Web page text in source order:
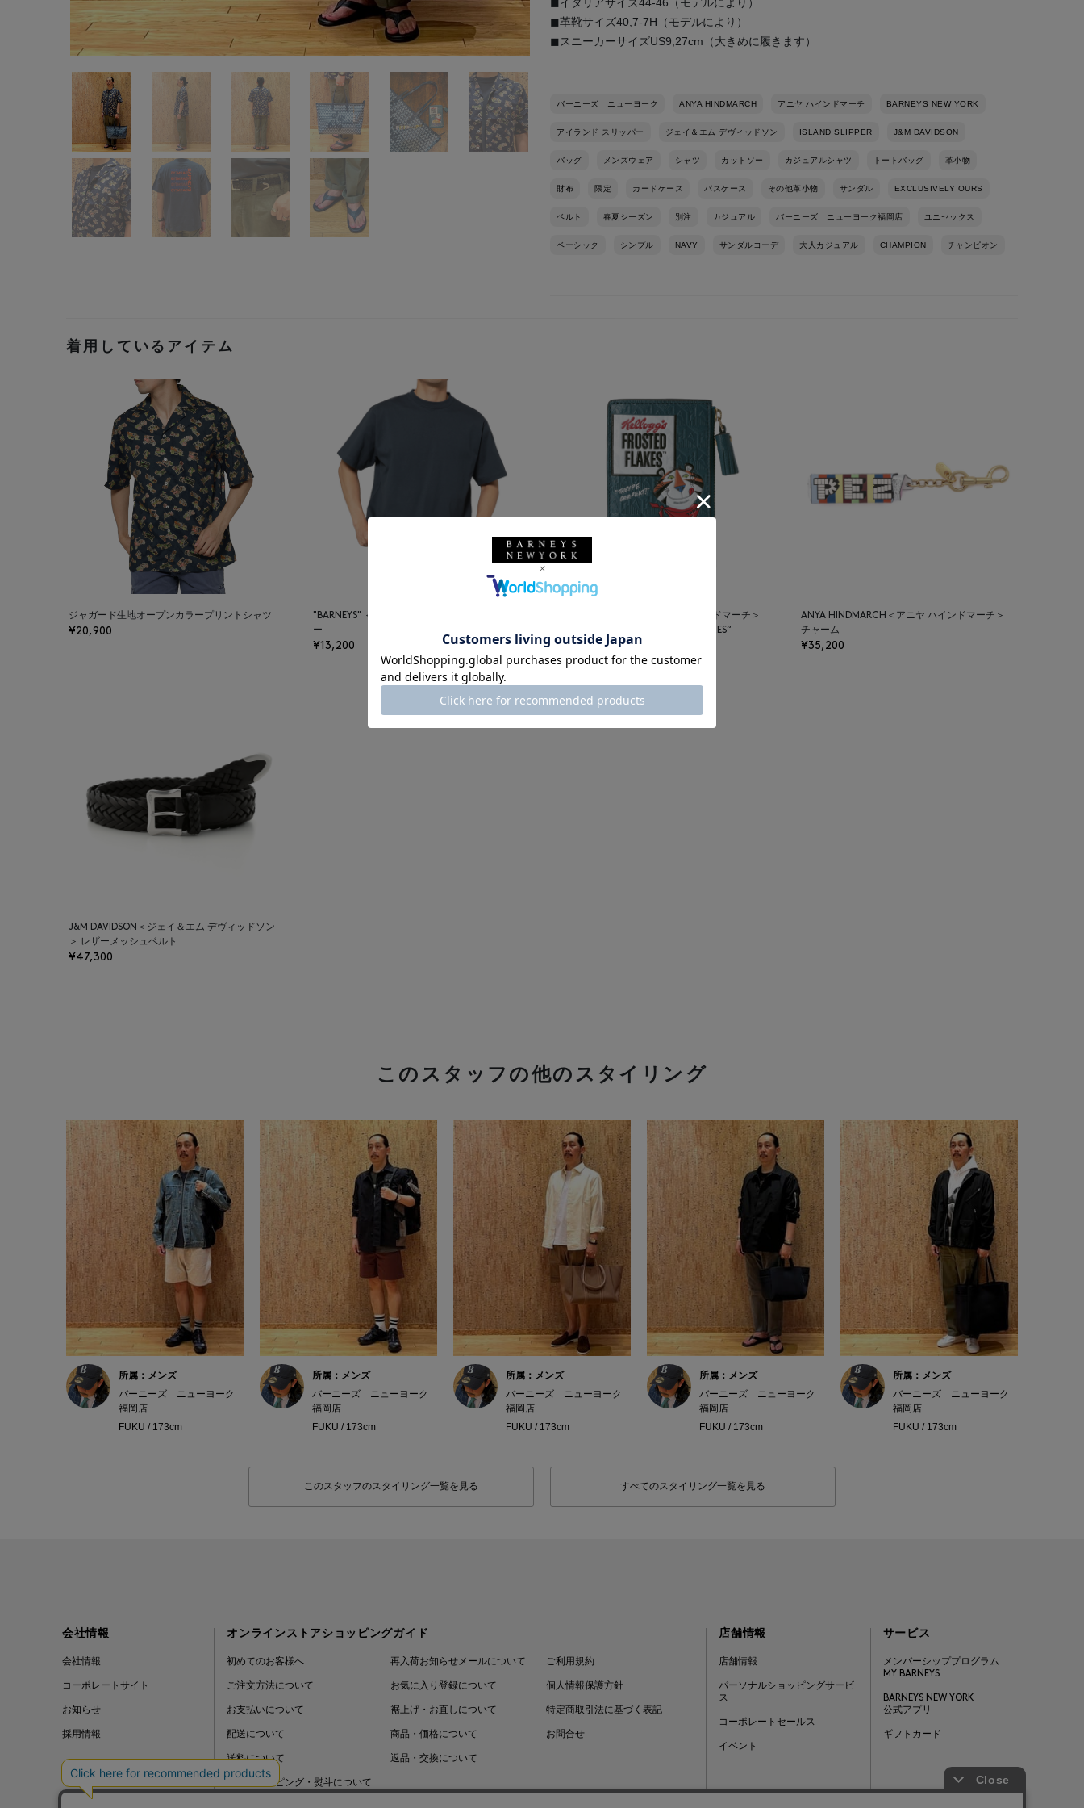
◼︎革靴サイズ40,7-7H（モデルにより）
◼︎スニーカーサイズUS9,27cm（大きめに履きます）
バーニーズ ニューヨーク ANYA HINDMARCH アニヤ ハインドマーチ BARNEYS NEW YORK
アイランド スリッパー ジェイ＆エム デヴィッドソン ISLAND SLIPPER J&M DAVIDSON
バッグ メンズウェア シャツ カットソー カジュアルシャツ トートバッグ 革小物
財布 限定 カードケース パスケース その他革小物 サンダル EXCLUSIVELY OURS
ベルト 春夏シーズン 別注 カジュアル バーニーズ ニューヨーク福岡店 ユニセックス
ベーシック シンプル NAVY サンダルコーデ 大人カジュアル CHAMPION チャンピオン
着用しているアイテム
ジャガード生地オープンカラープリントシャツ
¥20,900
"BARNEYS" ＜チャンピオン＞ ロゴ入りカットソ
ー
¥13,200
ANYA HINDMARCH＜アニヤ ハインドマーチ＞
フラグメントケース “FROSTED FLAKES“
¥55,000
ANYA HINDMARCH＜アニヤ ハインドマーチ＞
チャーム
¥35,200
J&M DAVIDSON＜ジェイ＆エム デヴィッドソン
＞ レザーメッシュベルト
¥47,300
このスタッフの他のスタイリング
所属：メンズ
バーニーズ ニューヨーク
福岡店
FUKU / 173cm
所属：メンズ
バーニーズ ニューヨーク
福岡店
FUKU / 173cm
所属：メンズ
バーニーズ ニューヨーク
福岡店
FUKU / 173cm
所属：メンズ
バーニーズ ニューヨーク
福岡店
FUKU / 173cm
所属：メンズ
バーニーズ ニューヨーク
福岡店
FUKU / 173cm
このスタッフのスタイリング一覧を見る すべてのスタイリング一覧を見る
会社情報
会社情報
コーポレートサイト
お知らせ
採用情報
オンラインストアショッピングガイド
初めてのお客様へ
ご注文方法について
お支払いについて
配送について
送料について
ギフトラッピング・熨斗について
再入荷お知らせメールについて
お気に入り登録について
裾上げ・お直しについて
商品・価格について
返品・交換について
ご利用規約
個人情報保護方針
特定商取引法に基づく表記
お問合せ
店舗情報
店舗情報
パーソナルショッピングサービ
ス
コーポレートセールス
イベント
サービス
メンバーシッププログラム
MY BARNEYS
BARNEYS NEW YORK
公式アプリ
ギフトカード